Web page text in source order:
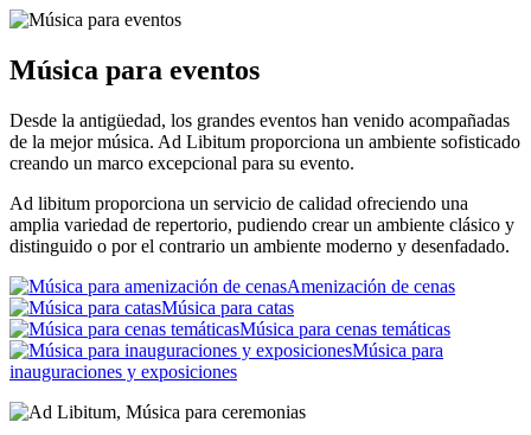
Música para eventos
Desde la antigüedad, los grandes eventos han venido acompañadas
de la mejor música. Ad Libitum proporciona un ambiente sofisticado
creando un marco excepcional para su evento.
Ad libitum proporciona un servicio de calidad ofreciendo una
amplia variedad de repertorio, pudiendo crear un ambiente clásico y
distinguido o por el contrario un ambiente moderno y desenfadado.
Amenización de cenas
Música para catas
Música para cenas temáticas
Música para
inauguraciones y exposiciones